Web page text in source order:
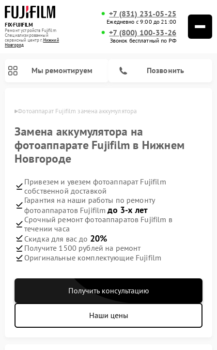
FIX-FUJIFILM
Ремонт устройств Fujifilm
Специализированный
cервисный центр г.Нижний
Новгород
+7 (831) 231-05-25
Ежедневно с 9:00 до 21:00
+7 (800) 100-33-26
Звонок бесплатный по РФ
Мы ремонтируем Позвонить
Фотоаппарат Fujifilm замена аккумулятора
Замена аккумулятора на
фотоаппарате Fujifilm в Нижнем
Новгороде
Привезем и увезем фотоаппарат Fujifilm
собственной доставкой
Гарантия на наши работы по ремонту
фотоаппаратов Fujifilmдо 3-х лет
Срочный ремонт фотоаппаратов Fujifilm в
течении часа
Скидка для вас до 20%
Получите 1500 рублей на ремонт
Оригинальные комплектующие Fujifilm
Получить консультацию
Наши цены